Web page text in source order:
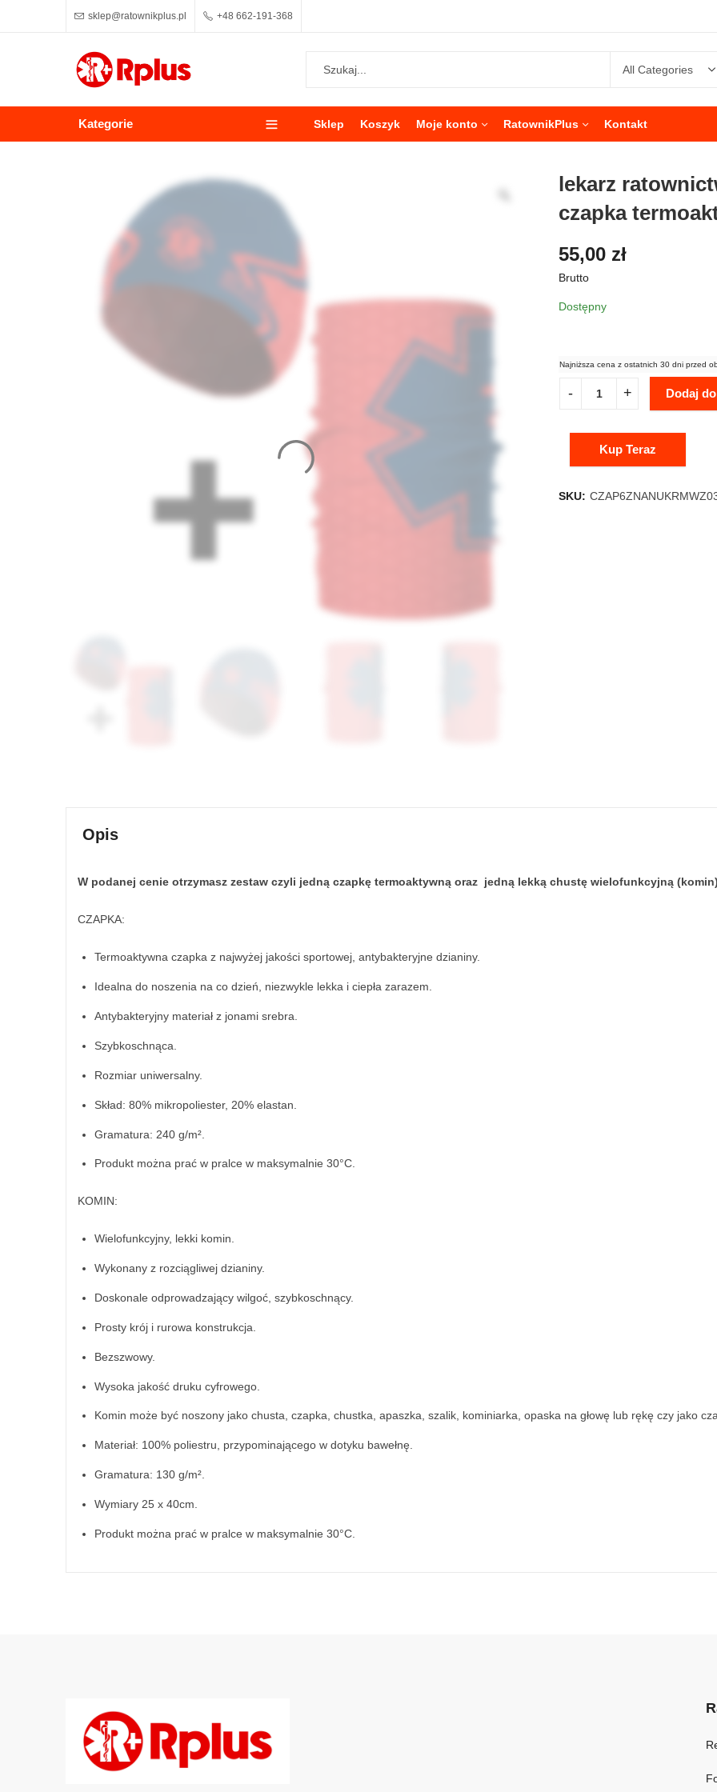
sklep@ratownikplus.pl +48 662-191-368
Kategorie Sklep Koszyk Moje konto RatownikPlus Kontakt
lekarz
czapka
55,00 zł
Brutto
Dostępny
Najniższa cena z ostatnich 30 dni przed
Dodaj
Kup Teraz
SKU:
Opis
W podanej cenie otrzymasz zestaw czyli jedną czapkę termoaktywną oraz jedną lekką chustę wielofunkcyjną
CZAPKA:
Termoaktywna czapka z najwyżej jakości sportowej, antybakteryjne dzianiny.
Idealna do noszenia na co dzień, niezwykle lekka i ciepła zarazem.
Antybakteryjny materiał z jonami srebra.
Szybkoschnąca.
Rozmiar uniwersalny.
Skład: 80% mikropoliester, 20% elastan.
Gramatura: 240 g/m².
Produkt można prać w pralce w maksymalnie 30°C.
KOMIN:
Wielofunkcyjny, lekki komin.
Wykonany z rozciągliwej dzianiny.
Doskonale odprowadzający wilgoć, szybkoschnący.
Prosty krój i rurowa konstrukcja.
Bezszwowy.
Wysoka jakość druku cyfrowego.
Komin może być noszony jako chusta, czapka, chustka, apaszka, szalik, kominiarka, opaska na głowę lub rękę czy jako
Materiał: 100% poliestru, przypominającego w dotyku bawełnę.
Gramatura: 130 g/m².
Wymiary 25 x 40cm.
Produkt można prać w pralce w maksymalnie 30°C.